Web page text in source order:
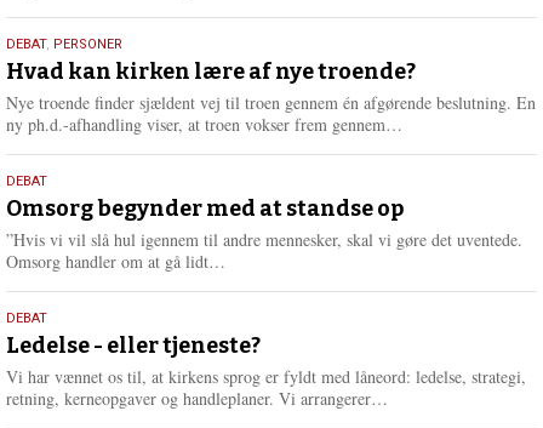
e
r
e
25.
juli
2026
DEBAT, PERSONER
Hvad kan kirken lære af nye troende?
Nye troende finder sjældent vej til troen gennem én afgørende beslutning. En
ny ph.d.-afhandling viser, at troen vokser frem gennem…
e
r
e
9.
juli
2026
DEBAT
Omsorg begynder med at standse op
”Hvis vi vil slå hul igennem til andre mennesker, skal vi gøre det uventede.
Omsorg handler om at gå lidt…
e
r
e
10.
juni
2026
DEBAT
Ledelse - eller tjeneste?
Vi har vænnet os til, at kirkens sprog er fyldt med låneord: ledelse, strategi,
retning, kerneopgaver og handleplaner. Vi arrangerer…